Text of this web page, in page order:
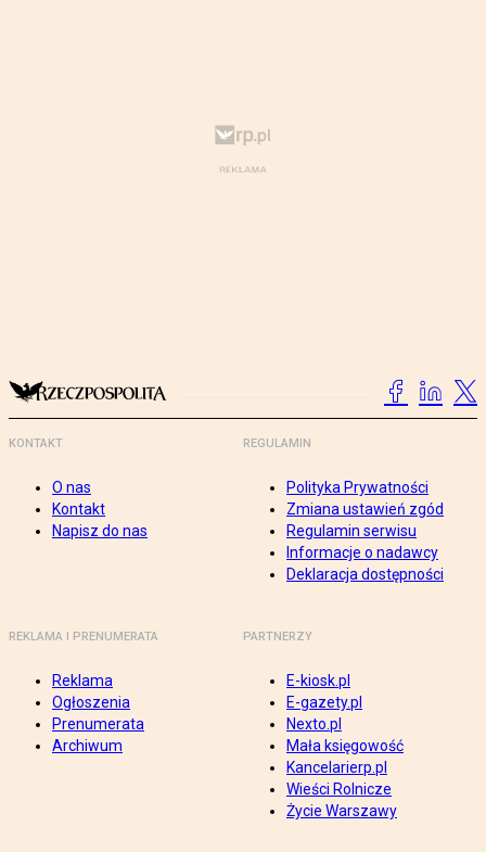
KONTAKT
O nas
Kontakt
Napisz do nas
REGULAMIN
Polityka Prywatności
Zmiana ustawień zgód
Regulamin serwisu
Informacje o nadawcy
Deklaracja dostępności
REKLAMA I PRENUMERATA
Reklama
Ogłoszenia
Prenumerata
Archiwum
PARTNERZY
E-kiosk.pl
E-gazety.pl
Nexto.pl
Mała księgowość
Kancelarierp.pl
Wieści Rolnicze
Życie Warszawy